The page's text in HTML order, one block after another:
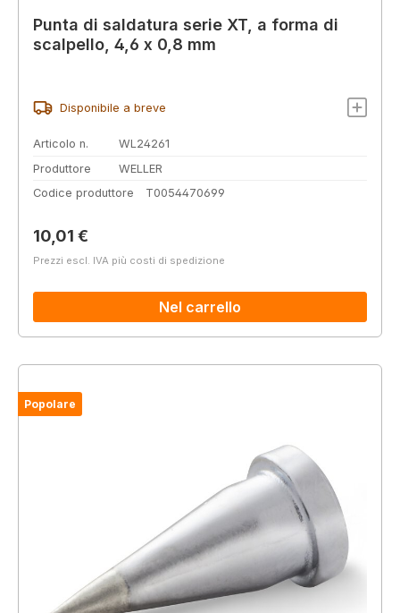
Punta di saldatura serie XT, a forma di
scalpello, 4,6 x 0,8 mm
Disponibile a breve
Articolo n.
WL24261
Produttore
WELLER
Codice produttore
T0054470699
Prezzo normale:
10,01 €
Prezzi escl. IVA più costi di spedizione
Nel carrello
Popolare